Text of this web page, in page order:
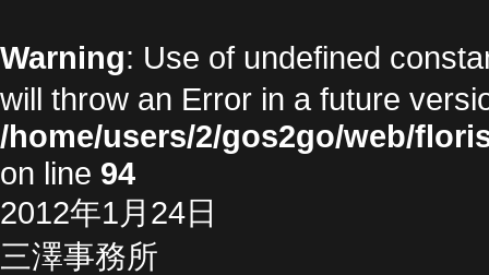
Warning: Use of undefined
will throw an Error in a future
/home/users/2/gos2go/web/
on line 94
2012年1月24日
三澤事務所